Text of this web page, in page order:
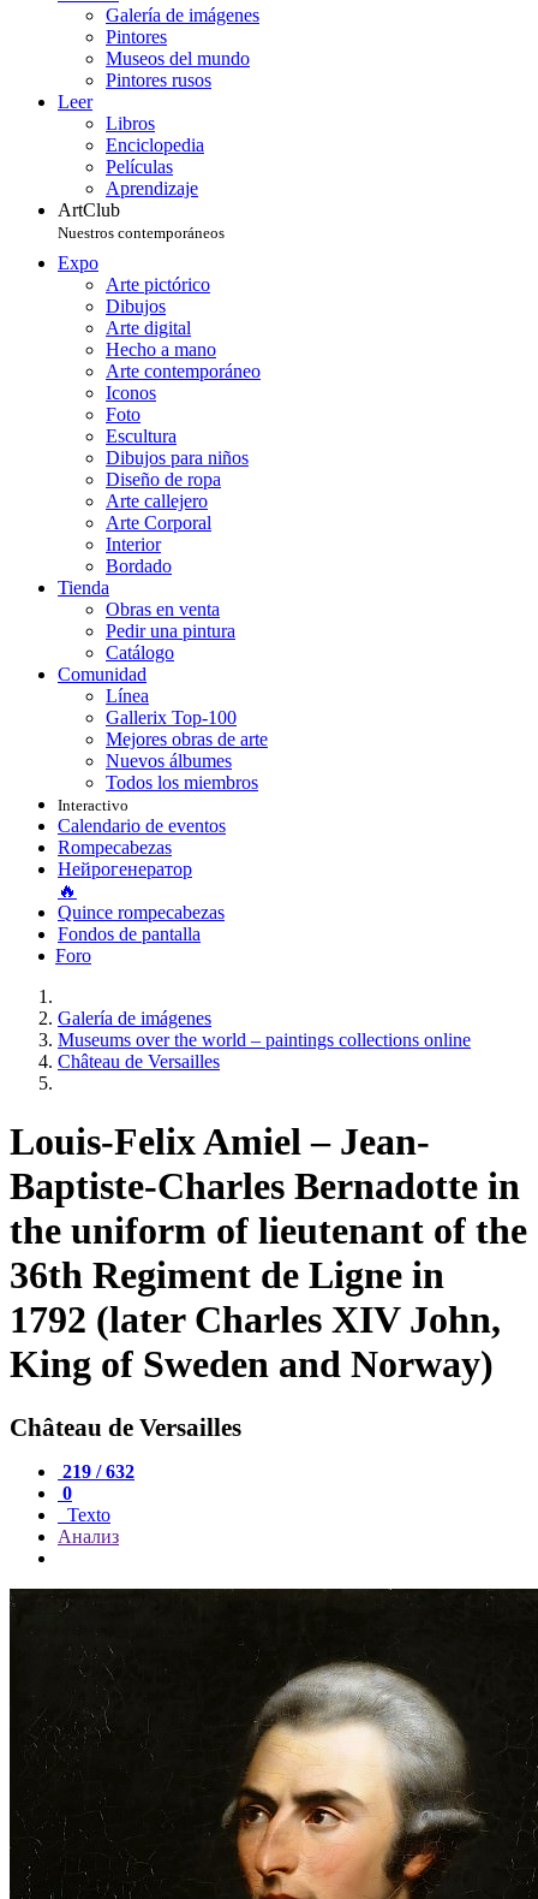
Galería de imágenes
Pintores
Museos del mundo
Pintores rusos
Leer
Libros
Enciclopedia
Películas
Aprendizaje
ArtClub
Nuestros contemporáneos
Expo
Arte pictórico
Dibujos
Arte digital
Hecho a mano
Arte contemporáneo
Iconos
Foto
Escultura
Dibujos para niños
Diseño de ropa
Arte callejero
Arte Corporal
Interior
Bordado
Tienda
Obras en venta
Pedir una pintura
Catálogo
Comunidad
Línea
Gallerix Top-100
Mejores obras de arte
Nuevos álbumes
Todos los miembros
Interactivo
Calendario de eventos
Rompecabezas
Нейрогенератор
🔥
Quince rompecabezas
Fondos de pantalla
Foro
Galería de imágenes
Museums over the world – paintings collections online
Château de Versailles
Louis-Felix Amiel – Jean-
Baptiste-Charles Bernadotte in
the uniform of lieutenant of the
36th Regiment de Ligne in
1792 (later Charles XIV John,
King of Sweden and Norway)
Château de Versailles
219 / 632
0
Texto
Анализ